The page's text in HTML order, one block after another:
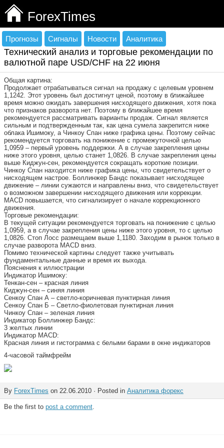
ForexTimes
Прогнозы Сигналы Новости Аналитика
Технический анализ и торговые рекомендации по
валютной паре USD/CHF на 22 июня
Общая картина:
Продолжает отрабатываться сигнал на продажу с целевым уровнем
1,1242. Этот уровень был достигнут ценой, поэтому в ближайшее
время можно ожидать завершения нисходящего движения, хотя пока
что признаков разворота нет. Поэтому в ближайшее время
рекомендуется рассматривать варианты продаж. Сигнал является
сильным и подтвержденным так, как цена сумела закрепится ниже
облака Ишимоку, а Чинкоу Спан ниже графика цены. Поэтому сейчас
рекомендуется торговать на понижение с промежуточной целью
1,0959 – первый уровень поддержки. А в случае закрепления цены
ниже этого уровня, целью станет 1,0826. В случае закрепления цены
выше Киджун-сен, рекомендуется сокращать короткие позиции.
Чинкоу Спан находится ниже графика цены, что свидетельствует о
нисходящем настрое. Боллинжер Бандс показывает нисходящее
движение – линии сужаются и направлены вниз, что свидетельствует
о возможном завершении нисходящего движения или коррекции.
MACD повышается, что сигнализирует о начале коррекционного
движения.
Торговые рекомендации:
В текущей ситуации рекомендуется торговать на понижение с целью
1,0959, а в случае закрепления цены ниже этого уровня, то с целью
1,0826. Стоп Лосс размещаем выше 1,1180. Заходим в рынок только в
случае разворота MACD вниз.
Помимо технической картины следует также учитывать
фундаментальные данные и время их выхода.
Пояснения к иллюстрации
Индикатор Ишимоку:
Тенкан-сен – красная линия
Киджун-сен – синяя линия
Сенкоу Спан А – светло-коричневая пунктирная линия
Сенкоу Спан Б – Светло-фиолетовая пунктирная линия
Чинкоу Спан – зеленая линия
Индикатор Боллинжер Бандс:
3 желтых линии
Индикатор MACD:
Красная линия и гистограмма с белыми барами в окне индикаторов
4-часовой таймфрейм
By ForexTimes on 22.06.2010 · Posted in Аналитика форекс
Be the first to post a comment.